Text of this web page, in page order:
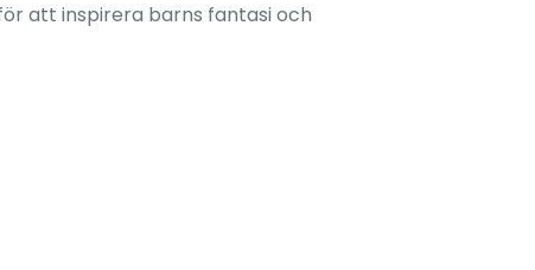
att inspirera barns fantasi och